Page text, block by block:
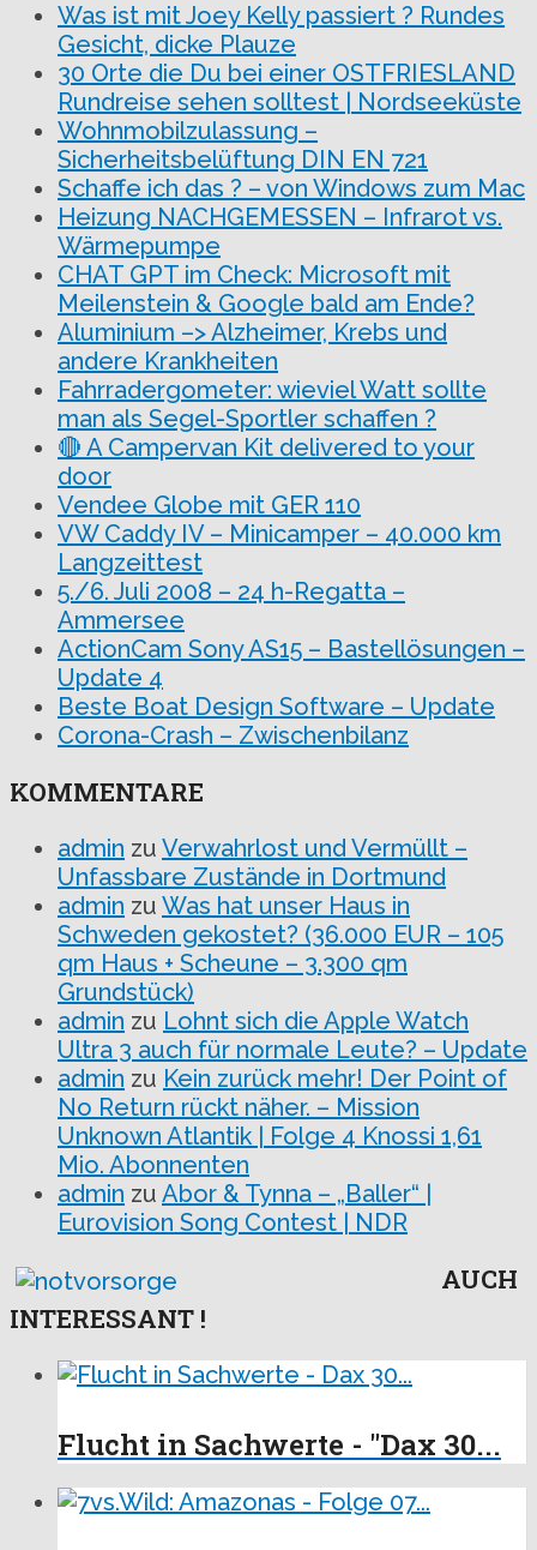
Was ist mit Joey Kelly passiert ? Rundes
Gesicht, dicke Plauze
30 Orte die Du bei einer OSTFRIESLAND
Rundreise sehen solltest | Nordseeküste
Wohnmobilzulassung –
Sicherheitsbelüftung DIN EN 721
Schaffe ich das ? – von Windows zum Mac
Heizung NACHGEMESSEN – Infrarot vs.
Wärmepumpe
CHAT GPT im Check: Microsoft mit
Meilenstein & Google bald am Ende?
Aluminium –> Alzheimer, Krebs und
andere Krankheiten
Fahrradergometer: wieviel Watt sollte
man als Segel-Sportler schaffen ?
🔴 A Campervan Kit delivered to your
door
Vendee Globe mit GER 110
VW Caddy IV – Minicamper – 40.000 km
Langzeittest
5./6. Juli 2008 – 24 h-Regatta –
Ammersee
ActionCam Sony AS15 – Bastellösungen –
Update 4
Beste Boat Design Software – Update
Corona-Crash – Zwischenbilanz
KOMMENTARE
admin zu Verwahrlost und Vermüllt –
Unfassbare Zustände in Dortmund
admin zu Was hat unser Haus in
Schweden gekostet? (36.000 EUR – 105
qm Haus + Scheune – 3.300 qm
Grundstück)
admin zu Lohnt sich die Apple Watch
Ultra 3 auch für normale Leute? – Update
admin zu Kein zurück mehr! Der Point of
No Return rückt näher. – Mission
Unknown Atlantik | Folge 4 Knossi 1,61
Mio. Abonnenten
admin zu Abor & Tynna – „Baller“ |
Eurovision Song Contest | NDR
AUCH
INTERESSANT !
Flucht in Sachwerte - "Dax 30...